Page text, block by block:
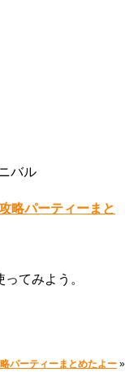
バル
略パーティーまと
てみよう。
パーティーまとめたよー »